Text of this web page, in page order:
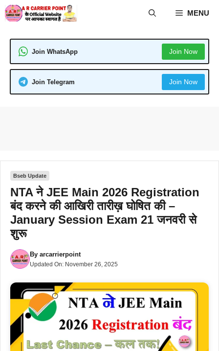
Skip
to
MENU
Join WhatsApp Join Now
Join Telegram Join Now
Bseb Update
NTA ने JEE Main 2026 Registration
बंद करने की आखिरी तारीख़ घोषित की –
January Session Exam 21 जनवरी से
शुरू
By arcarrierpoint
Updated On: November 26, 2025